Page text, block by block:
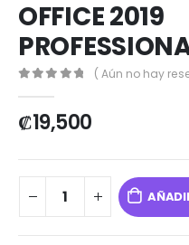
OFFICE 2019
( Aún no hay
₡19,500